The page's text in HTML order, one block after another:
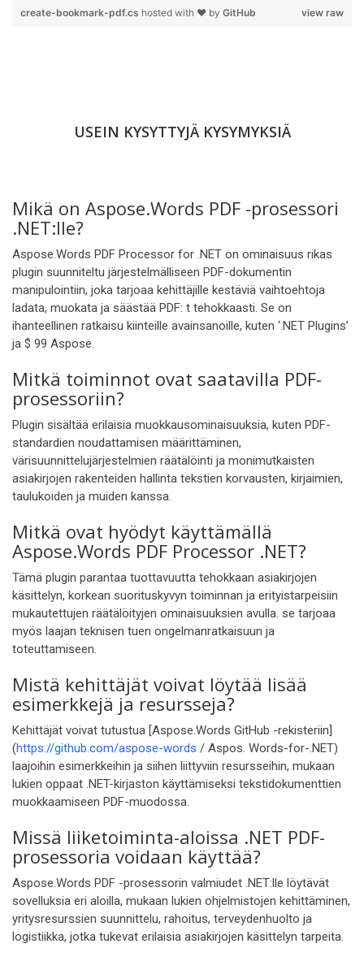
view raw
create-bookmark-pdf.cs hosted with ❤ by GitHub
USEIN KYSYTTYJÄ KYSYMYKSIÄ
Mikä on Aspose.Words PDF -prosessori
.NET:lle?
Aspose.Words PDF Processor for .NET on ominaisuus rikas
plugin suunniteltu järjestelmälliseen PDF-dokumentin
manipulointiin, joka tarjoaa kehittäjille kestäviä vaihtoehtoja
ladata, muokata ja säästää PDF: t tehokkaasti. Se on
ihanteellinen ratkaisu kiinteille avainsanoille, kuten ‘.NET Plugins’
ja $ 99 Aspose.
Mitkä toiminnot ovat saatavilla PDF-
prosessoriin?
Plugin sisältää erilaisia muokkausominaisuuksia, kuten PDF-
standardien noudattamisen määrittäminen,
värisuunnittelujärjestelmien räätälöinti ja monimutkaisten
asiakirjojen rakenteiden hallinta tekstien korvausten, kirjaimien,
taulukoiden ja muiden kanssa.
Mitkä ovat hyödyt käyttämällä
Aspose.Words PDF Processor .NET?
Tämä plugin parantaa tuottavuutta tehokkaan asiakirjojen
käsittelyn, korkean suorituskyvyn toiminnan ja erityistarpeisiin
mukautettujen räätälöityjen ominaisuuksien avulla. se tarjoaa
myös laajan teknisen tuen ongelmanratkaisuun ja
toteuttamiseen.
Mistä kehittäjät voivat löytää lisää
esimerkkejä ja resursseja?
Kehittäjät voivat tutustua [Aspose.Words GitHub -rekisteriin]
(https://github.com/aspose-words / Aspos. Words-for-.NET)
laajoihin esimerkkeihin ja siihen liittyviin resursseihin, mukaan
lukien oppaat .NET-kirjaston käyttämiseksi tekstidokumenttien
muokkaamiseen PDF-muodossa.
Missä liiketoiminta-aloissa .NET PDF-
prosessoria voidaan käyttää?
Aspose.Words PDF -prosessorin valmiudet .NET:lle löytävät
sovelluksia eri aloilla, mukaan lukien ohjelmistojen kehittäminen,
yritysresurssien suunnittelu, rahoitus, terveydenhuolto ja
logistiikka, jotka tukevat erilaisia asiakirjojen käsittelyn tarpeita.